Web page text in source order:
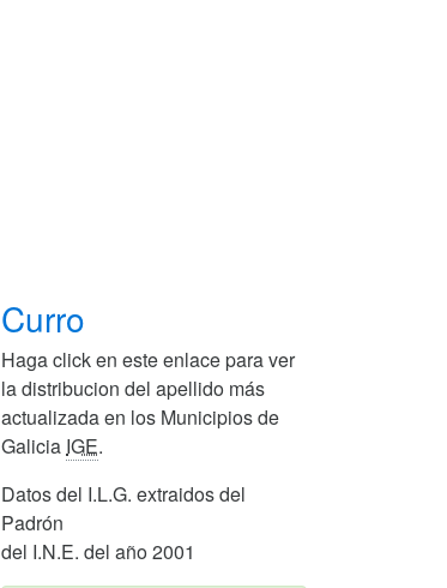
Curro
Haga click en este enlace para ver
la distribucion del apellido más
actualizada en los Municipios de
Galicia IGE.
Datos del I.L.G. extraidos del
Padrón
del I.N.E. del año 2001